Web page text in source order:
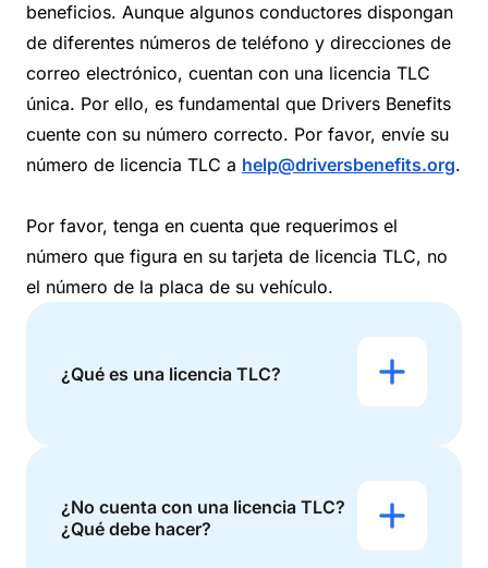
beneficios. Aunque algunos conductores dispongan
de diferentes números de teléfono y direcciones de
correo electrónico, cuentan con una licencia TLC
única. Por ello, es fundamental que Drivers Benefits
cuente con su número correcto. Por favor, envíe su
número de licencia TLC a help@driversbenefits.org.
Por favor, tenga en cuenta que requerimos el
número que figura en su tarjeta de licencia TLC, no
el número de la placa de su vehículo.
¿Qué es una licencia TLC?
¿No cuenta con una licencia TLC?
¿Qué debe hacer?